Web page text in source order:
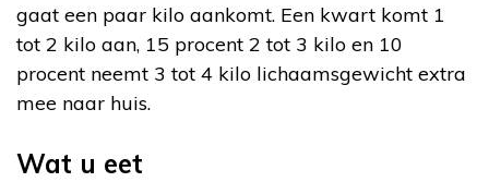
gaat een paar kilo aankomt. Een kwart komt 1
tot 2 kilo aan, 15 procent 2 tot 3 kilo en 10
procent neemt 3 tot 4 kilo lichaamsgewicht extra
mee naar huis.
Wat u eet